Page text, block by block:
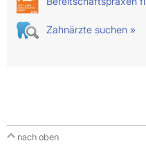
Zahnärzte suchen »
nach oben